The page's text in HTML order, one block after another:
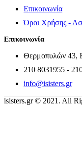
Επικοινωνία
Όροι Χρήσης -
Επικοινωνία
Θερμοπυλών 43,
210 8031955 -
info@isisters.gr
isisters.gr © 2021. All